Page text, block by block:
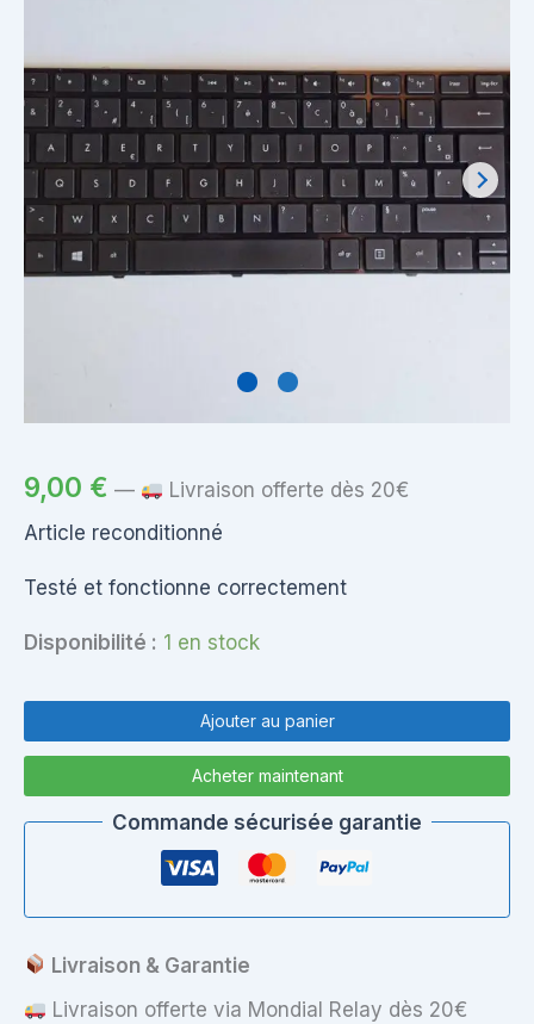
9,00 € —
Livraison offerte dès 20€
Article reconditionné
Testé et fonctionne correctement
Disponibilité : 1 en stock
AEU33F00010
Clavier
Ajouter au panier
Acheter maintenant
Commande sécurisée garantie
Livraison & Garantie
Livraison offerte via Mondial Relay dès 20€